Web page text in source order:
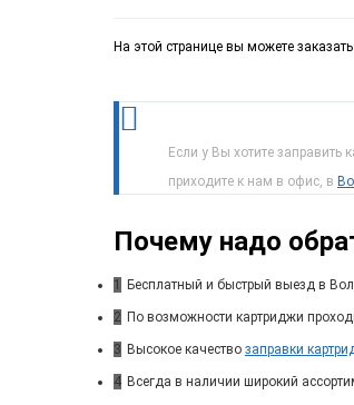
На этой странице вы можете
Если у Вы хотите заправить
приходите к нам в офис, в
Почему надо
1 Бесплатный и быстрый выезд в
2 По возможности картриджи
3 Высокое качество заправки
4 Всегда в наличии широкий